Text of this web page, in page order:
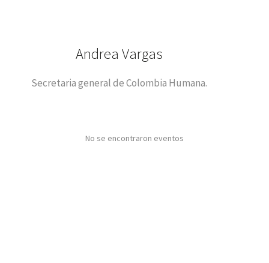
Andrea Vargas
Secretaria general de Colombia Humana.
No se encontraron eventos